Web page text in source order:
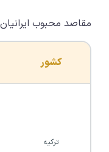
مقاصد محبوب
کشور
ترکیه